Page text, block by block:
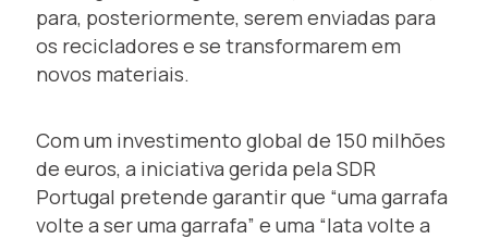
para, posteriormente, serem enviadas para
os recicladores e se transformarem em
novos materiais.
Com um investimento global de 150 milhões
de euros, a iniciativa gerida pela SDR
Portugal pretende garantir que “uma garrafa
volte a ser uma garrafa” e uma “lata volte a